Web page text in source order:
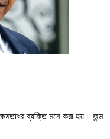
ক্ষমতাধর ব্যক্তি মনে করা হয়। জন্ম